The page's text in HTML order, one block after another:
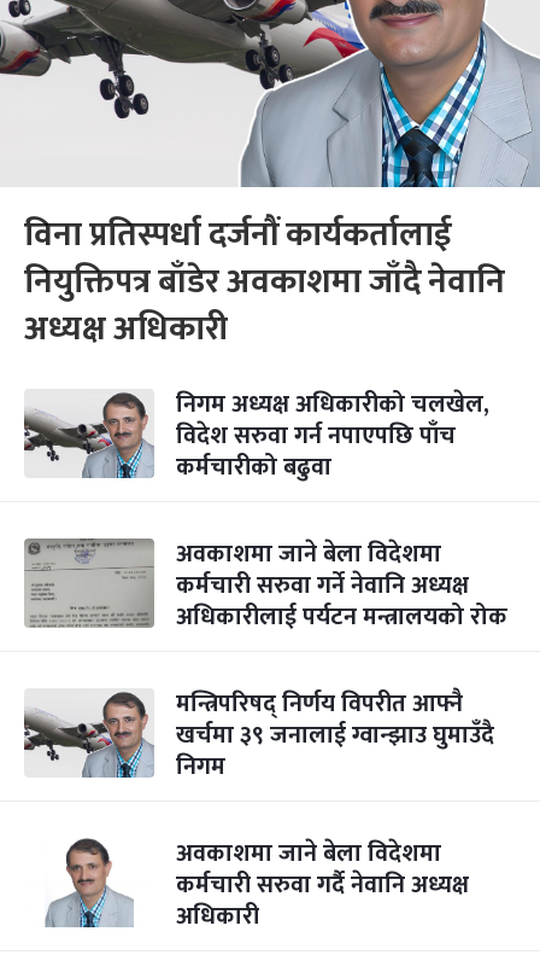
विना प्रतिस्पर्धा दर्जनौं कार्यकर्तालाई
नियुक्तिपत्र बाँडेर अवकाशमा जाँदै नेवानि
अध्यक्ष अधिकारी
निगम अध्यक्ष अधिकारीको चलखेल,
विदेश सरुवा गर्न नपाएपछि पाँच
कर्मचारीको बढुवा
अवकाशमा जाने बेला विदेशमा
कर्मचारी सरुवा गर्ने नेवानि अध्यक्ष
अधिकारीलाई पर्यटन मन्त्रालयको रोक
मन्त्रिपरिषद् निर्णय विपरीत आफ्नै
खर्चमा ३९ जनालाई ग्वान्झाउ घुमाउँदै
निगम
अवकाशमा जाने बेला विदेशमा
कर्मचारी सरुवा गर्दै नेवानि अध्यक्ष
अधिकारी